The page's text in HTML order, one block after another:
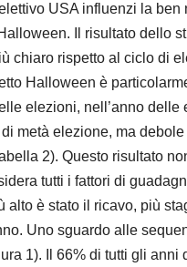
USA influenzi la ben
Il risultato dello
chiaro rispetto al ciclo di
Halloween è
elezioni, nell’anno delle
metà elezione, ma debole
2). Questo risultato
tutti i fattori di
alto è stato il ricavo, più
Uno sguardo alle
1). Il 66% di tutti gli anni